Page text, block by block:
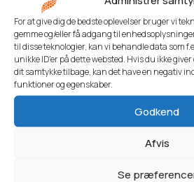
For at give dig de bedste oplevelser bruger vi
gemme og/eller få adgang til
til disse teknologier, kan vi behandle data som
unikke ID'er på dette websted. Hvis du ikke
dit samtykke tilbage, kan det have en negativ
funktioner og egenskaber.
Godkend
Afvis
Se
Roskilde centrum
Kontorlokaler
Mødelokaler
Om BusinessHouse
Parkering
Kontakt
info@businesshouse.dk